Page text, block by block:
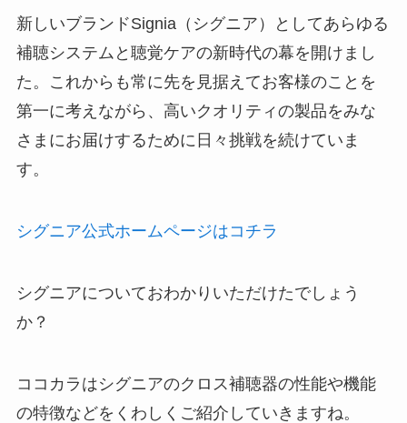
新しいブランドSignia（シグニア）としてあらゆる
補聴システムと聴覚ケアの新時代の幕を開けまし
た。これからも常に先を見据えてお客様のことを
第一に考えながら、高いクオリティの製品をみな
さまにお届けするために日々挑戦を続けていま
す。
シグニア公式ホームページはコチラ
シグニアについておわかりいただけたでしょう
か？
ココカラはシグニアのクロス補聴器の性能や機能
の特徴などをくわしくご紹介していきますね。